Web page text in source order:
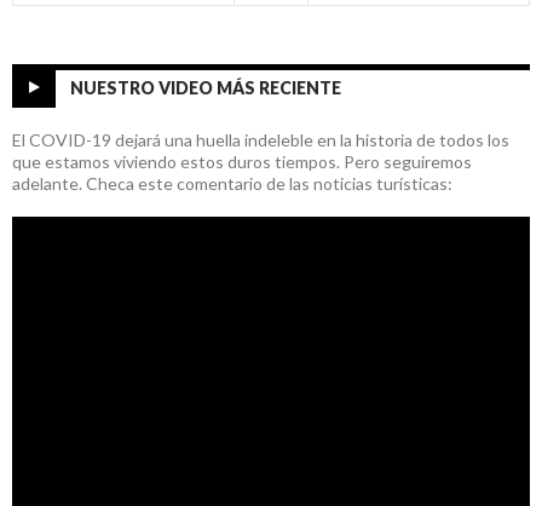
NUESTRO VIDEO MÁS RECIENTE
El COVID-19 dejará una huella indeleble en la historia de todos los
que estamos viviendo estos duros tiempos. Pero seguiremos
adelante. Checa este comentario de las noticias turísticas: